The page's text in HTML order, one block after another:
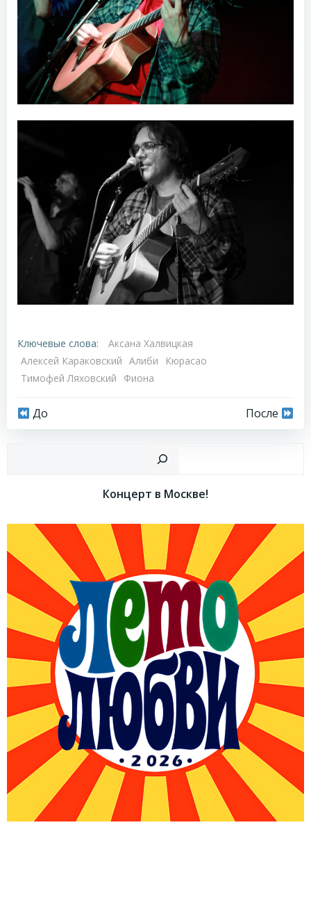
Ключевые слова:
Аксана Халвицкая
Алексей Караковский Алиби
Кюрасао
Тимофей Ляховский
Фиона
Навигация
записям
До
Навигация
по
записям
После
Концерт в Москве!